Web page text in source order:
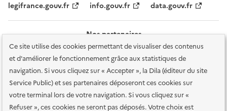
Ce site utilise des cookies permettant de visualiser des contenus
et d'améliorer le fonctionnement grâce aux statistiques de
navigation. Si vous cliquez sur « Accepter », la Dila (éditeur du site
Service Public) et ses partenaires déposeront ces cookies sur
votre terminal lors de votre navigation. Si vous cliquez sur «
Refuser », ces cookies ne seront pas déposés. Votre choix est
legifrance.gouv.fr info.gouv.fr data.gouv.fr
Nos partenaires
Plan du site Accessibilité : totalement conforme Accessibilité des